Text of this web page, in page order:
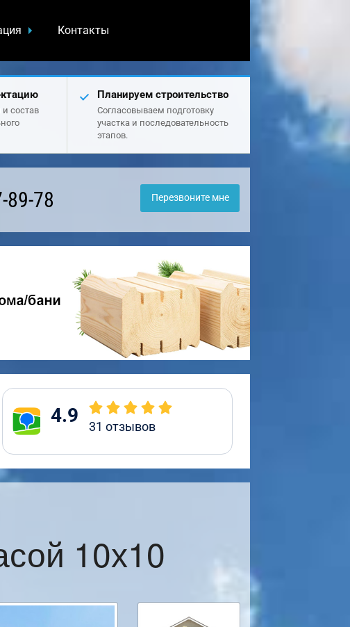
Контакты
состав
Планируем строительство
Согласовываем подготовку
участка и последовательность
этапов.
89-78 Перезвоните мне
4.9 31 отзывов
10х10